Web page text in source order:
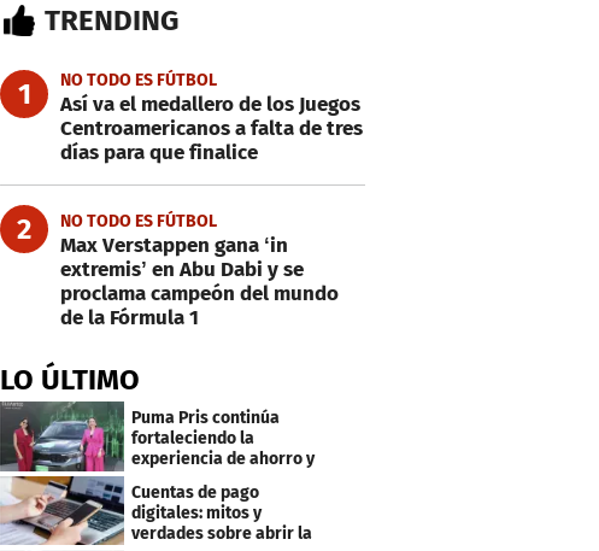
TRENDING
1 NO TODO ES FÚTBOL
Así va el medallero de los Juegos
Centroamericanos a falta de tres
días para que finalice
2 NO TODO ES FÚTBOL
Max Verstappen gana ‘in
extremis’ en Abu Dabi y se
proclama campeón del mundo
de la Fórmula 1
LO ÚLTIMO
Puma Pris continúa
fortaleciendo la
experiencia de ahorro y
clientes
Cuentas de pago
digitales: mitos y
verdades sobre abrir la